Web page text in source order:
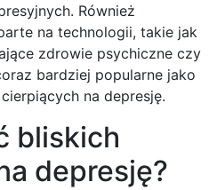
Również
na technologii, takie jak
zdrowie psychiczne czy
bardziej popularne jako
na depresję.
bliskich
depresję?